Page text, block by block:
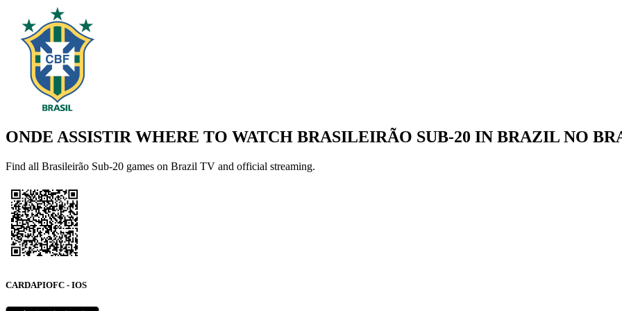
ONDE ASSISTIR WHERE TO WATCH BRASILEIRÃO SUB-20 IN BRAZIL NO
Find all Brasileirão Sub-20 games on Brazil TV and official streaming.
CARDAPIOFC - IOS